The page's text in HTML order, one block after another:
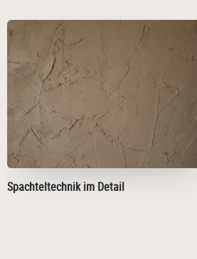
Spachteltechnik im Detail